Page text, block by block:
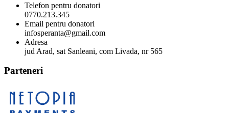
Telefon pentru donatori
0770.213.345
Email pentru donatori
infosperanta@gmail.com
Adresa
jud Arad, sat Sanleani, com Livada, nr 565
Parteneri